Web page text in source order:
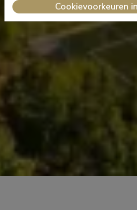
Cookievoorkeuren